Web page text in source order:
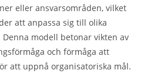
eller ansvarsområden, vilket
att anpassa sig till olika
modell betonar vikten av
och förmåga att
att uppnå organisatoriska mål.